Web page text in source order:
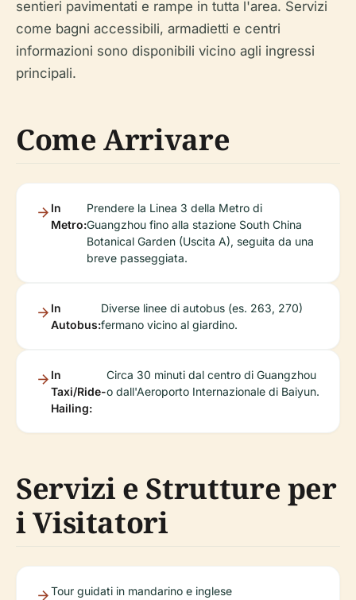
sentieri pavimentati e rampe in tutta l'area. Servizi
come bagni accessibili, armadietti e centri
informazioni sono disponibili vicino agli ingressi
principali.
Come Arrivare
In
Metro:
Prendere la Linea 3 della Metro di
Guangzhou fino alla stazione South China
Botanical Garden (Uscita A), seguita da una
breve passeggiata.
In
Autobus:
Diverse linee di autobus (es. 263, 270)
fermano vicino al giardino.
In
Taxi/Ride-
Hailing:
Circa 30 minuti dal centro di Guangzhou
o dall'Aeroporto Internazionale di Baiyun.
Servizi e Strutture per
i Visitatori
Tour guidati in mandarino e inglese